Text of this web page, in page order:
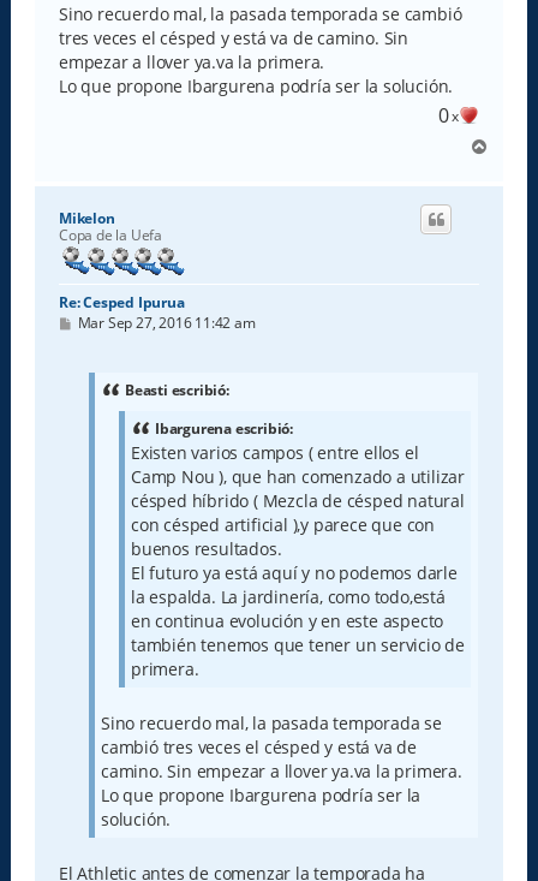
Sino recuerdo mal, la pasada temporada se cambió
tres veces el césped y está va de camino. Sin
empezar a llover ya.va la primera.
Lo que propone Ibargurena podría ser la solución.
0x
r
Mikelon
Copa de la Uefa
Re: Cesped Ipurua
M
Mar Sep 27, 2016 11:42 am
Beasti escribió:
Ibargurena escribió:
Existen varios campos ( entre ellos el
Camp Nou ), que han comenzado a utilizar
césped híbrido ( Mezcla de césped natural
con césped artificial ),y parece que con
buenos resultados.
El futuro ya está aquí y no podemos darle
la espalda. La jardinería, como todo,está
en continua evolución y en este aspecto
también tenemos que tener un servicio de
primera.
Sino recuerdo mal, la pasada temporada se
cambió tres veces el césped y está va de
camino. Sin empezar a llover ya.va la primera.
Lo que propone Ibargurena podría ser la
solución.
El Athletic antes de comenzar la temporada ha